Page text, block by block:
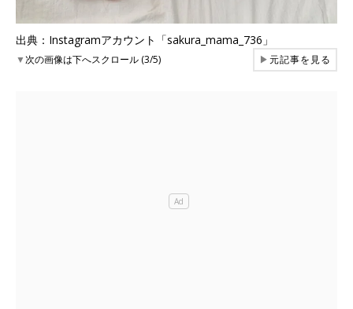
出典：Instagramアカウント「sakura_mama_736」
▼次の画像は下へスクロール (3/5) ▶元記事を見る